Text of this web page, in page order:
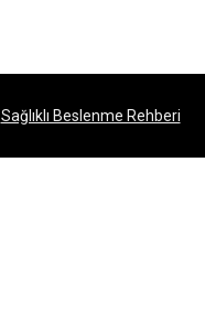
Sağlıklı Beslenme Rehberi